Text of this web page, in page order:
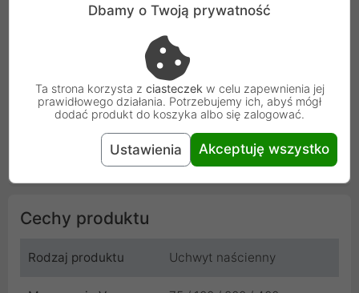
Cechy produktu
Rodzaj produktu Uchwyt naścienny
Dbamy o Twoją prywatność
Ta strona korzysta z ciasteczek w celu zapewnienia jej
prawidłowego działania. Potrzebujemy ich, abyś mógł
dodać produkt do koszyka albo się zalogować.
Ustawienia Akceptuję wszystko